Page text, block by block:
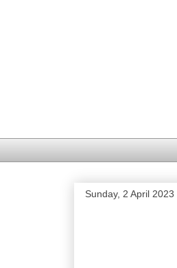
Sunday, 2 April 2023